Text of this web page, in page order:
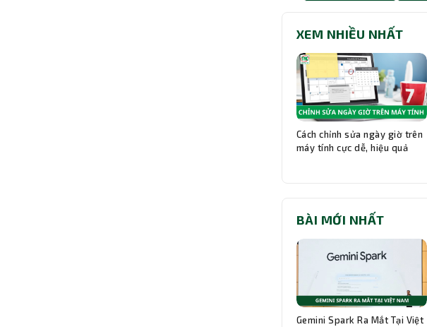
XEM NHIỀU NHẤT
Cách chỉnh sửa ngày giờ trên
máy tính cực dễ, hiệu quả
BÀI MỚI NHẤT
Gemini Spark Ra Mắt Tại Việt